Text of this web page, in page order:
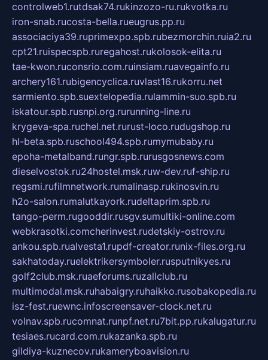
controlweb1.rutdsak74.rukinzozo-ru.rukvotka.ru
iron-snab.rucosta-bella.rueugrus.pp.ru
associaciya39.ruprimexpo.spb.rubezmorchin.ruia2.ru
cpt21.ruispecspb.ruregahost.rukolosok-elita.ru
tae-kwon.ruconsrio.com.ruinsiam.ruavegainfo.ru
archery161.rubigencyclica.ruvlast16.rukorru.net
sarmiento.spb.suextelopedia.rulammin-suo.spb.ru
iskatour.spb.rusnpi.org.rurunning-line.ru
krygeva-spa.ruchel.net.rurust-loco.rudugshop.ru
hl-beta.spb.ruschool494.spb.rumymubaby.ru
epoha-metalband.rungr.spb.rurusgosnews.com
dieselvostok.ru24hostel.msk.ruw-dev.ruf-ship.ru
regsmi.rufilmnetwork.rumalinasp.rukinosvin.ru
h2o-salon.rumalutkayork.rudeltaprim.spb.ru
tango-perm.rugooddir.rusgv.sumultiki-online.com
webkrasotki.comcherinvest.rudetskiy-ostrov.ru
ankou.spb.rualvesta1.rupdf-creator.runix-files.org.ru
sakhatoday.ruelektrikersymboler.rusputnikyes.ru
golf2club.msk.ruaeforums.ruzallclub.ru
multimodal.msk.ruhabaigry.ruhaikko.rusobakopedia.ru
isz-fest.ruewnc.infoscreensaver-clock.net.ru
volnav.spb.rucomnat.runpf.net.ru7bit.pp.rukalugatur.ru
tesiaes.rucard.com.rukazanka.spb.ru
gildiya-kuznecov.rukameryboavision.ru